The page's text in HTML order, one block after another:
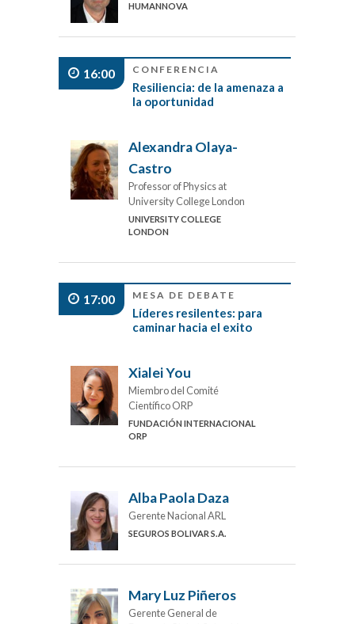
HUMANNOVA
16:00 CONFERENCIA
Resiliencia: de la amenaza a
la oportunidad
Alexandra Olaya-
Castro
Professor of Physics at
University College London
UNIVERSITY COLLEGE
LONDON
17:00 MESA DE DEBATE
Líderes resilentes: para
caminar hacia el exito
Xialei You
Miembro del Comité
Científico ORP
FUNDACIÓN INTERNACIONAL
ORP
Alba Paola Daza
Gerente Nacional ARL
SEGUROS BOLIVAR S.A.
Mary Luz Piñeros
Gerente General de